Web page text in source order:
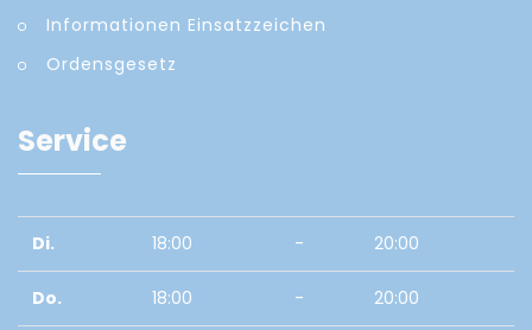
Informationen Einsatzzeichen
Ordensgesetz
Service
Di. 18:00 - 20:00
Do. 18:00 - 20:00